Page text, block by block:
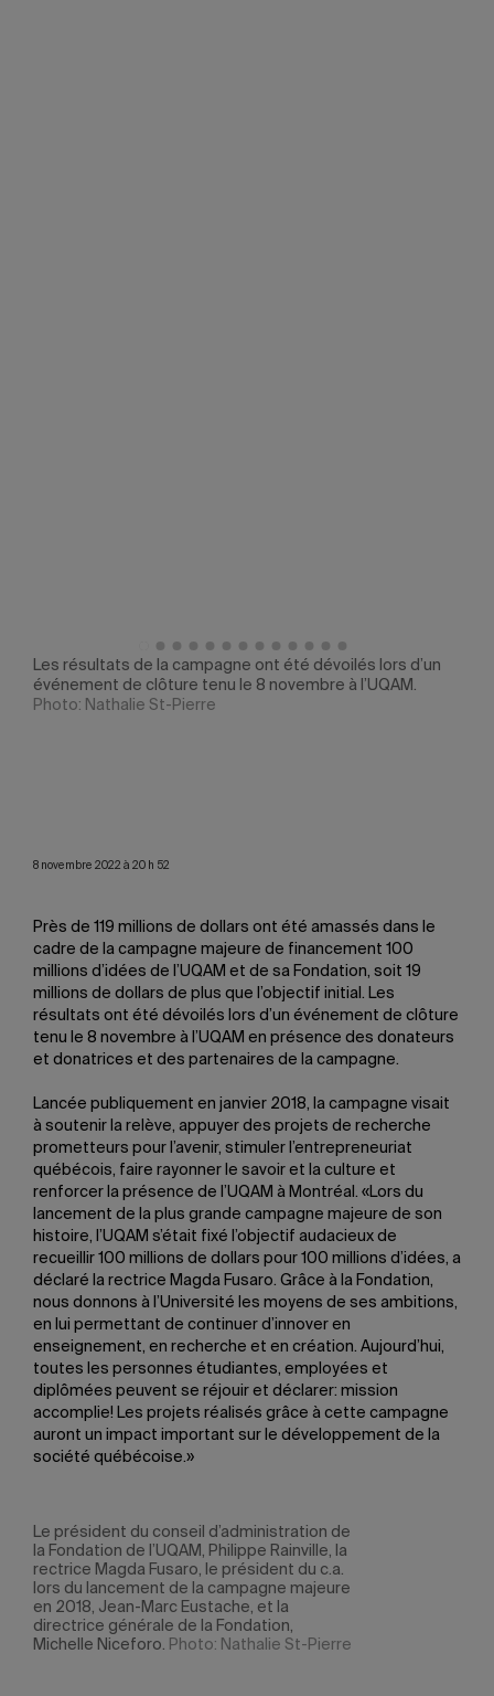
Les résultats de la campagne ont été dévoilés lors d’un
événement de clôture tenu le 8 novembre à l’UQAM.
Photo: Nathalie St-Pierre
8 novembre 2022 à 20 h 52
Près de 119 millions de dollars ont été amassés dans le
cadre de la campagne majeure de financement 100
millions d’idées de l’UQAM et de sa Fondation, soit 19
millions de dollars de plus que l’objectif initial. Les
résultats ont été dévoilés lors d’un événement de clôture
tenu le 8 novembre à l’UQAM en présence des donateurs
et donatrices et des partenaires de la campagne.
Lancée publiquement en janvier 2018, la campagne visait
à soutenir la relève, appuyer des projets de recherche
prometteurs pour l’avenir, stimuler l’entrepreneuriat
québécois, faire rayonner le savoir et la culture et
renforcer la présence de l’UQAM à Montréal. «Lors du
lancement de la plus grande campagne majeure de son
histoire, l’UQAM s’était fixé l’objectif audacieux de
recueillir 100 millions de dollars pour 100 millions d’idées, a
déclaré la rectrice Magda Fusaro. Grâce à la Fondation,
nous donnons à l’Université les moyens de ses ambitions,
en lui permettant de continuer d’innover en
enseignement, en recherche et en création. Aujourd’hui,
toutes les personnes étudiantes, employées et
diplômées peuvent se réjouir et déclarer: mission
accomplie! Les projets réalisés grâce à cette campagne
auront un impact important sur le développement de la
société québécoise.»
Le président du conseil d’administration de
la Fondation de l’UQAM, Philippe Rainville, la
rectrice Magda Fusaro, le président du c.a.
lors du lancement de la campagne majeure
en 2018, Jean-Marc Eustache, et la
directrice générale de la Fondation,
Michelle Niceforo. Photo: Nathalie St-Pierre